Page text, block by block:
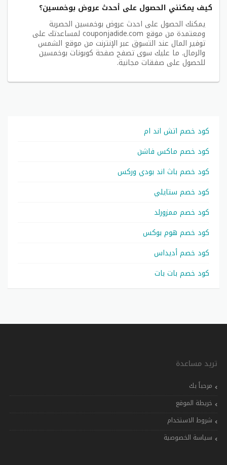
كيف يمكنني الحصول على أحدث عروض بوخمسين؟
يمكنك الحصول على احدث عروض بوخمسين الحصرية
ومعتمدة من موقع couponjadide.com لمساعدتك على
توفير المال عند التسوق عبر الإنترنت من موقع الشمس
والرمال. ما عليك سوى تصفح صفحة كوبونات بوخمسين
للحصول على صفقات مجانية.
كود خصم اتش اند ام
كود خصم ماكس فاشن
كود خصم باث اند بودي وركس
كود خصم ستايلي
كود خصم ممزورلد
كود خصم هوم بوكس
كود خصم أديداس
كود خصم بات بات
تريد مساعدة
مرحباً بك
خريطة الموقع
شروط الاستخدام
سياسة الخصوصية